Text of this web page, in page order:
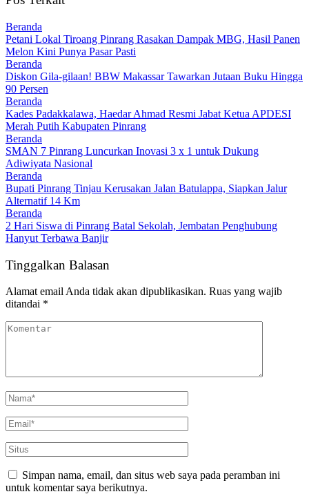
Beranda
Petani Lokal Tiroang Pinrang Rasakan Dampak MBG, Hasil Panen
Melon Kini Punya Pasar Pasti
Beranda
Diskon Gila-gilaan! BBW Makassar Tawarkan Jutaan Buku Hingga
90 Persen
Beranda
Kades Padakkalawa, Haedar Ahmad Resmi Jabat Ketua APDESI
Merah Putih Kabupaten Pinrang
Beranda
SMAN 7 Pinrang Luncurkan Inovasi 3 x 1 untuk Dukung
Adiwiyata Nasional
Beranda
Bupati Pinrang Tinjau Kerusakan Jalan Batulappa, Siapkan Jalur
Alternatif 14 Km
Beranda
2 Hari Siswa di Pinrang Batal Sekolah, Jembatan Penghubung
Hanyut Terbawa Banjir
Tinggalkan Balasan
Alamat email Anda tidak akan dipublikasikan. Ruas yang wajib
ditandai *
Simpan nama, email, dan situs web saya pada peramban ini
untuk komentar saya berikutnya.